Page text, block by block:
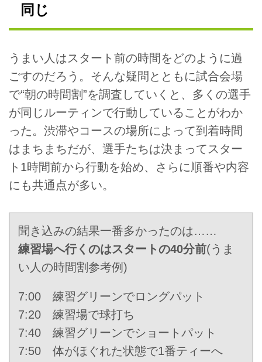
同じ
うまい人はスタート前の時間をどのように過
ごすのだろう。そんな疑問とともに試合会場
で“朝の時間割”を調査していくと、多くの選手
が同じルーティンで行動していることがわか
った。渋滞やコースの場所によって到着時間
はまちまちだが、選手たちは決まってスター
ト1時間前から行動を始め、さらに順番や内容
にも共通点が多い。
聞き込みの結果一番多かったのは……
練習場へ行くのはスタートの40分前(うま
い人の時間割参考例)
7:00 練習グリーンでロングパット
7:20 練習場で球打ち
7:40 練習グリーンでショートパット
7:50 体がほぐれた状態で1番ティーへ